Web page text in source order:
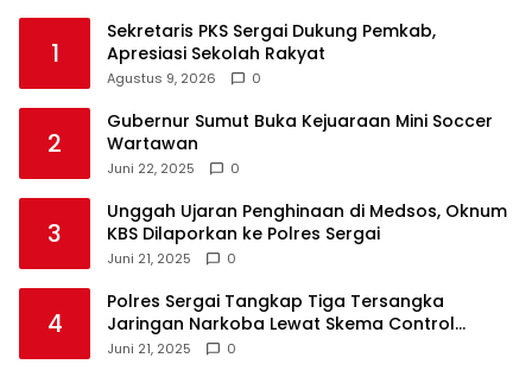
1
Sekretaris PKS Sergai Dukung Pemkab,
Apresiasi Sekolah Rakyat
Agustus 9, 2026 0
2
Gubernur Sumut Buka Kejuaraan Mini Soccer
Wartawan
Juni 22, 2025 0
3
Unggah Ujaran Penghinaan di Medsos, Oknum
KBS Dilaporkan ke Polres Sergai
Juni 21, 2025 0
4
Polres Sergai Tangkap Tiga Tersangka
Jaringan Narkoba Lewat Skema Control
Delivery
Juni 21, 2025 0